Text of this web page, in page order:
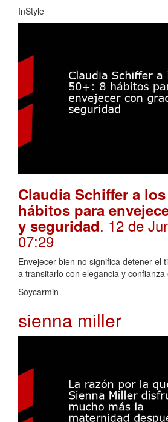
InStyle
Claudia Schiffer a
hábitos para
y seguridad. 12 de
07:29
Envejecer bien no significa detener el
a transitarlo con elegancia y
Soycarmin
sienna miller